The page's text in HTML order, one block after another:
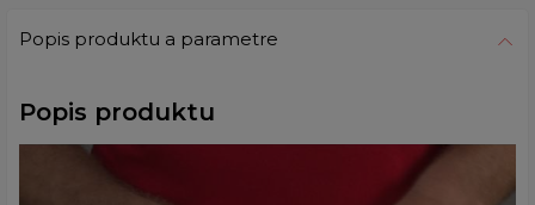
Popis produktu a parametre
Popis produktu